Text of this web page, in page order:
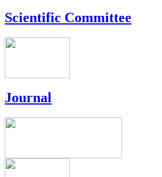
Scientific Committee
Journal